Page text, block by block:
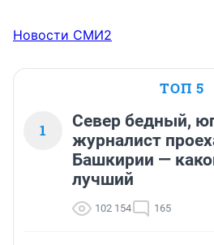
Новости СМИ2
ТОП 5
1
Север бедный,
журналист
Башкирии —
лучший
102 154 165